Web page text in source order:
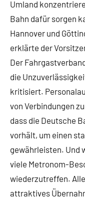
Umland
Bahn dafür sorgen
Hannover und
erklärte der
Der
die
kritisiert.
von Verbindungen
dass die Deutsche
vorhält, um einen
gewährleisten. Und
viele Metronom-
wiederzutreffen.
attraktives